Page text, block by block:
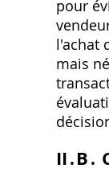
pour
l'achat
mais
II․B․